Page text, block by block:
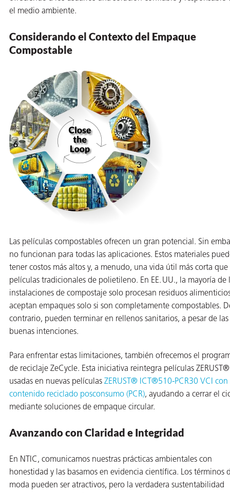
el medio ambiente.
Considerando el Contexto del Empaque
Compostable
Las películas compostables ofrecen un gran potencial. Sin
no funcionan para todas las aplicaciones. Estos materiales
tener costos más altos y, a menudo, una vida útil más corta que
películas tradicionales de polietileno. En EE. UU., la mayoría de
instalaciones de compostaje solo procesan residuos
aceptan empaques solo si son completamente compostables.
contrario, pueden terminar en rellenos sanitarios, a pesar de las
buenas intenciones.
Para enfrentar estas limitaciones, también ofrecemos el
de reciclaje ZeCycle. Esta iniciativa reintegra películas ZERUST®
usadas en nuevas películas ZERUST® ICT®510-PCR30 VCI con
contenido reciclado posconsumo (PCR), ayudando a cerrar el
mediante soluciones de empaque circular.
Avanzando con Claridad e Integridad
En NTIC, comunicamos nuestras prácticas ambientales con
honestidad y las basamos en evidencia científica. Los términos
moda pueden ser atractivos, pero la verdadera sustentabilidad